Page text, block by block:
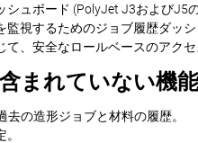
シュボード (PolyJet J3およびJ5
視するためのジョブ履歴ダッシ
、安全なロールベースのアクセ
まれていない機能
去の造形ジョブと材料の履歴。